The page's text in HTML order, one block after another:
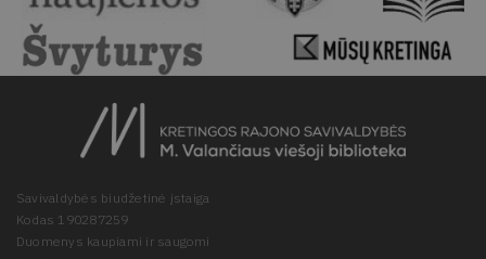
Savivaldybės biudžetinė įstaiga
Kodas 190287259
Duomenys kaupiami ir saugomi